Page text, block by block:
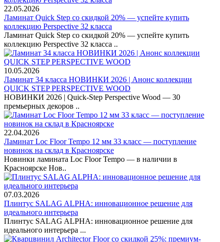
22.05.2026
Ламинат Quick Step со скидкой 20% — успейте купить
коллекцию Perspective 32 класса
Ламинат Quick Step со скидкой 20% — успейте купить
коллекцию Perspective 32 класса ..
10.05.2026
Ламинат 34 класса НОВИНКИ 2026 | Анонс коллекции
QUICK STEP PERSPECTIVE WOOD
НОВИНКИ 2026 | Quick-Step Perspective Wood — 30
премьерных декоров ..
22.04.2026
Ламинат Loc Floor Tempo 12 мм 33 класс — поступление
новинок на склад в Красноярске
Новинки ламината Loc Floor Tempo — в наличии в
Красноярске Нов..
07.03.2026
Плинтус SALAG ALPHA: инновационное решение для
идеального интерьера
Плинтус SALAG ALPHA: инновационное решение для
идеального интерьера ...